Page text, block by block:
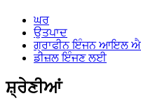
ਘਰ
ਉਤਪਾਦ
ਗ੍ਰਾਫੀਨ ਇੰਜਨ ਆਇਲ
ਡੀਜ਼ਲ ਇੰਜਣ ਲਈ
ਸ਼੍ਰੇਣੀਆਂ